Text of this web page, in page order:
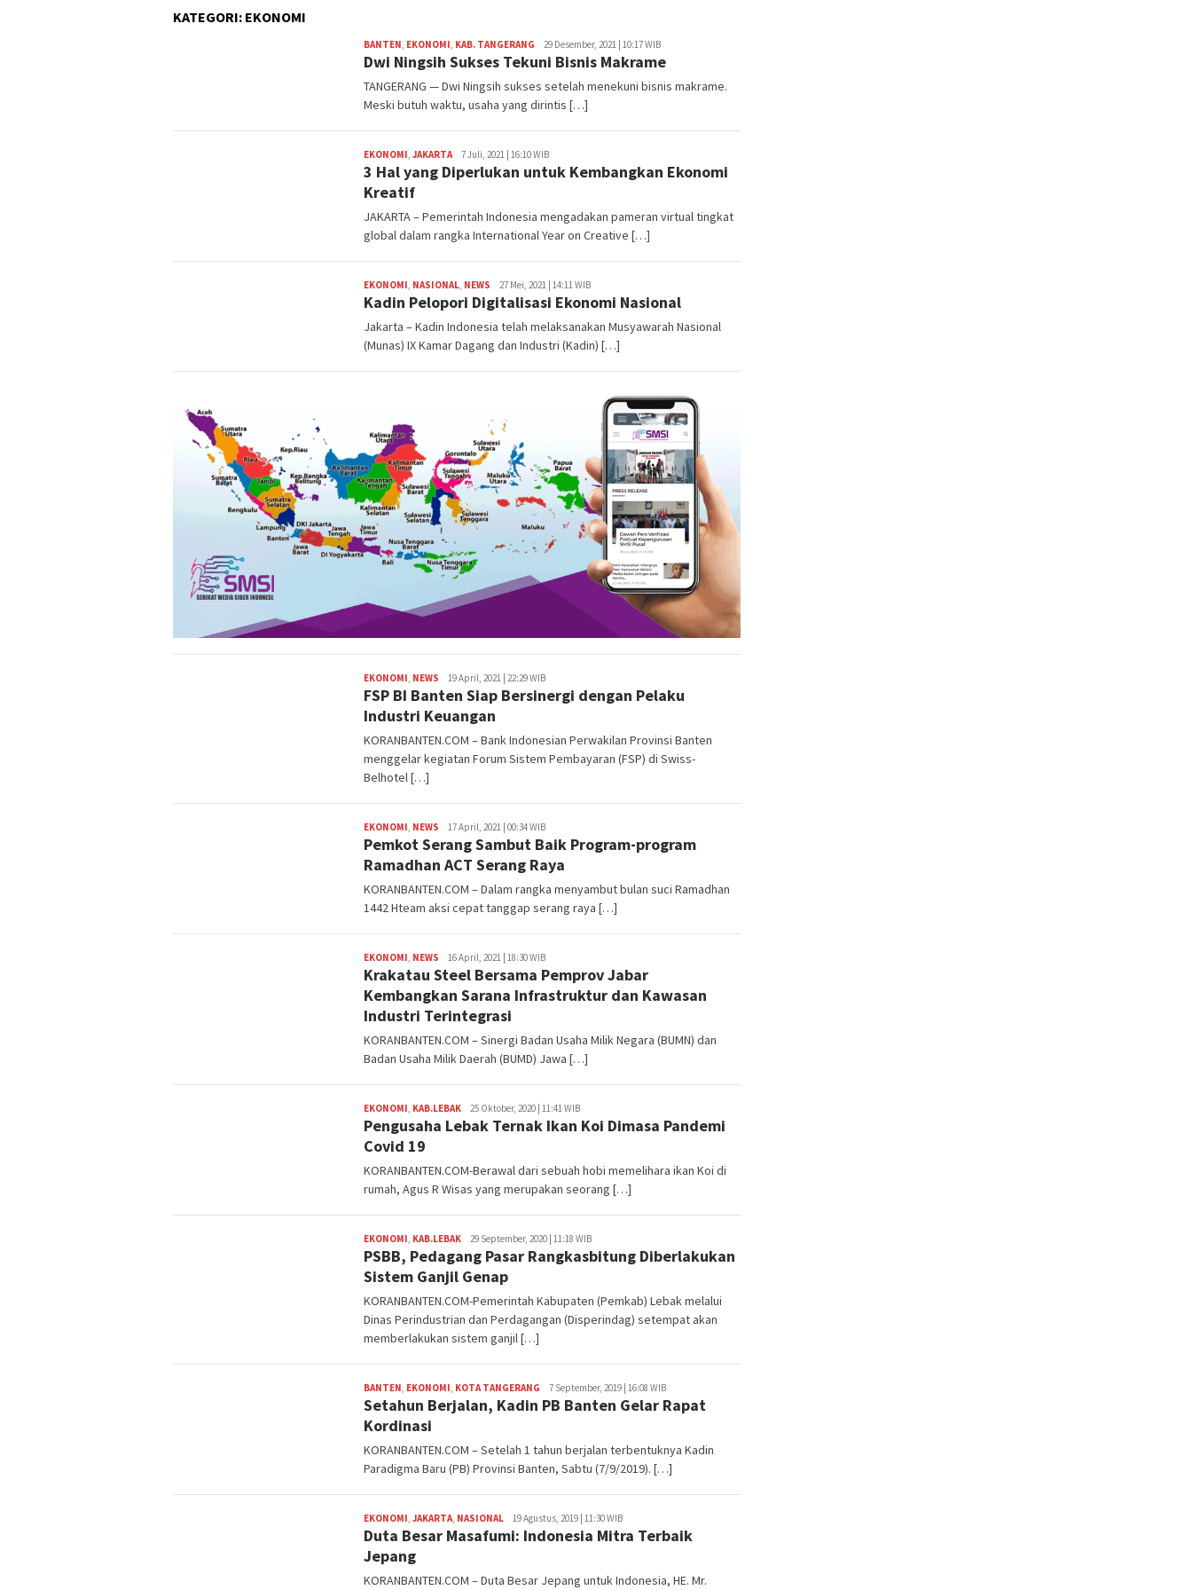
KATEGORI: EKONOMI
BANTEN, EKONOMI, KAB. TANGERANG Redaksi
29 Desember, 2021 | 10:17 WIB
Dwi Ningsih Sukses Tekuni Bisnis Makrame
TANGERANG — Dwi Ningsih sukses setelah menekuni bisnis makrame.
Meski butuh waktu, usaha yang dirintis […]
EKONOMI, JAKARTARedaksi
7 Juli, 2021 | 16:10 WIB
3 Hal yang Diperlukan untuk Kembangkan Ekonomi
Kreatif
JAKARTA – Pemerintah Indonesia mengadakan pameran virtual tingkat
global dalam rangka International Year on Creative […]
EKONOMI, NASIONAL, NEWS Redaksi
27 Mei, 2021 | 14:11 WIB
Kadin Pelopori Digitalisasi Ekonomi Nasional
Jakarta – Kadin Indonesia telah melaksanakan Musyawarah Nasional
(Munas) IX Kamar Dagang dan Industri (Kadin) […]
EKONOMI NEWS Redaksi
19 April, 2021 | 22:29 WIB
FSP BI Banten Siap Bersinergi dengan Pelaku
Industri Keuangan
KORANBANTEN.COM – Bank Indonesian Perwakilan Provinsi Banten
menggelar kegiatan Forum Sistem Pembayaran (FSP) di Swiss-
Belhotel […]
EKONOMI NEWS Redaksi
17 April, 2021 | 00:34 WIB
Pemkot Serang Sambut Baik Program-program
Ramadhan ACT Serang Raya
KORANBANTEN.COM – Dalam rangka menyambut bulan suci Ramadhan
1442 Hteam aksi cepat tanggap serang raya […]
EKONOMI NEWS Redaksi
16 April, 2021 | 18:30 WIB
Krakatau Steel Bersama Pemprov Jabar
Kembangkan Sarana Infrastruktur dan Kawasan
Industri Terintegrasi
KORANBANTEN.COM – Sinergi Badan Usaha Milik Negara (BUMN) dan
Badan Usaha Milik Daerah (BUMD) Jawa […]
EKONOMI KAB.LEBAK Redaksi
25 Oktober, 2020 | 11:41 WIB
Pengusaha Lebak Ternak Ikan Koi Dimasa Pandemi
Covid 19
KORANBANTEN.COM-Berawal dari sebuah hobi memelihara ikan Koi di
rumah, Agus R Wisas yang merupakan seorang […]
EKONOMI KAB.LEBAK Redaksi
29 September, 2020 | 11:18 WIB
PSBB, Pedagang Pasar Rangkasbitung Diberlakukan
Sistem Ganjil Genap
KORANBANTEN.COM-Pemerintah Kabupaten (Pemkab) Lebak melalui
Dinas Perindustrian dan Perdagangan (Disperindag) setempat akan
memberlakukan sistem ganjil […]
BANTEN EKONOMI KOTA TANGERANG Redaksi
7 September, 2019 | 16:08 WIB
Setahun Berjalan, Kadin PB Banten Gelar Rapat
Kordinasi
KORANBANTEN.COM – Setelah 1 tahun berjalan terbentuknya Kadin
Paradigma Baru (PB) Provinsi Banten, Sabtu (7/9/2019). […]
EKONOMI JAKARTA NASIONAL Redaksi
19 Agustus, 2019 | 11:30 WIB
Duta Besar Masafumi: Indonesia Mitra Terbaik
Jepang
KORANBANTEN.COM – Duta Besar Jepang untuk Indonesia, HE. Mr.